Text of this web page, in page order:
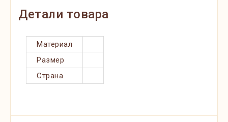
Детали товара
Материал
Размер
Страна